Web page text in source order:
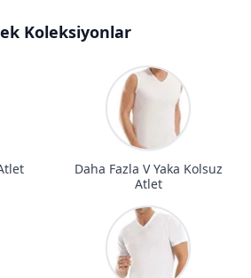
Koleksiyonlar
Daha Fazla V Yaka Kolsuz
Atlet